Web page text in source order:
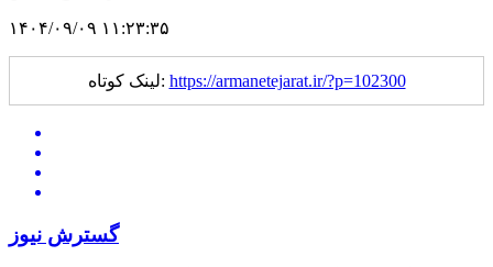
۱۴۰۴/۰۹/۰۹ ۱۱:۲۳:۳۵
لینک کوتاه: https://armanetejarat.ir/?p=102300
گسترش نیوز